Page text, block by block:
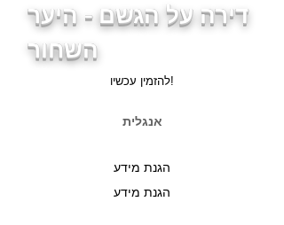
להזמין עכשיו!
דירה על הגשם - היער
השחור
אנגלית
הגנת מידע
הגנת מידע